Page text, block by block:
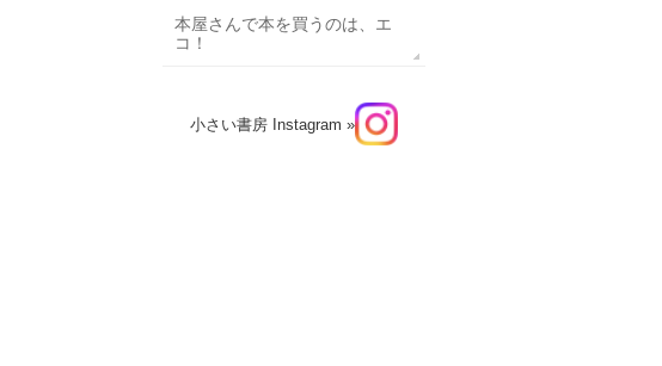
本屋さんで本を買うのは、エ
コ！
小さい書房 Instagram »